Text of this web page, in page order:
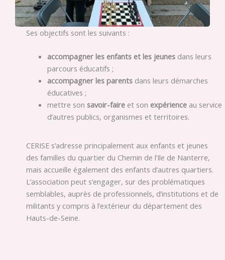
Ses objectifs sont les suivants :
accompagner les enfants et les jeunesdans leurs
parcours éducatifs ;
accompagner les parents dans leurs démarches
éducatives ;
mettre son savoir-faireet son expérienceau service
d’autres publics, organismes et territoires.
CERISE s’adresse principalement aux enfants et jeunes
des familles du quartier du Chemin de l’Ile de Nanterre,
mais accueille également des enfants d’autres quartiers.
L’association peut s’engager, sur des problématiques
semblables, auprès de professionnels, d’institutions et de
militants y compris à l’extérieur du département des
Hauts-de-Seine.